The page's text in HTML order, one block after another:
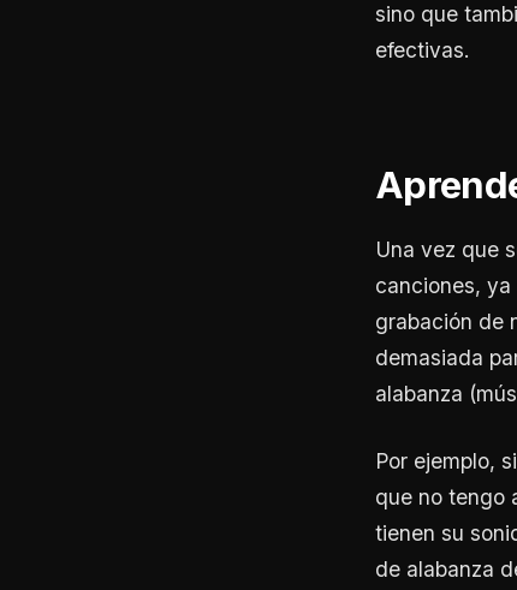
sino que
efectivas.
Una vez que
canciones,
grabación de
demasiada
alabanza
Por ejemplo,
que no tengo
tienen su
de alabanza